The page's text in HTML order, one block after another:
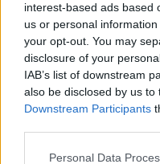
interest-based ads based
us or personal
your opt-out. You may
disclosure of your
IAB’s list of downstream
also be disclosed by us to
Downstream Participants
Personal Data